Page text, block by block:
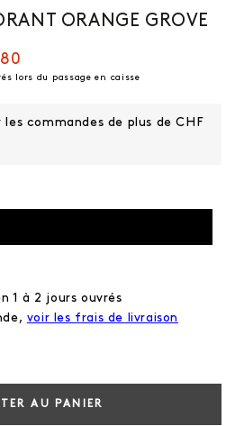
ORANGE GROVE
lors du passage en caisse
commandes de plus de CHF
1 à 2 jours ouvrés
voir les frais de livraison
AU PANIER